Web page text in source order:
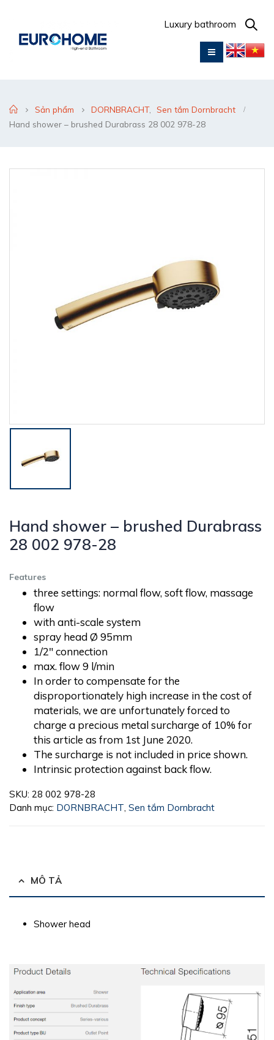
Luxury bathroom
Sản phẩm DORNBRACHT,
Sen tắm Dornbracht
Hand shower – brushed Durabrass 28 002 978-28
Hand shower – brushed Durabrass
28 002 978-28
Features
three settings: normal flow, soft flow, massage
flow
with anti-scale system
spray head Ø 95mm
1/2″ connection
max. flow 9 l/min
In order to compensate for the
disproportionately high increase in the cost of
materials, we are unfortunately forced to
charge a precious metal surcharge of 10% for
this article as from 1st June 2020.
The surcharge is not included in price shown.
Intrinsic protection against back flow.
SKU: 28 002 978-28
Danh mục: DORNBRACHT Sen tắm Dornbracht
MÔ TẢ
Shower head